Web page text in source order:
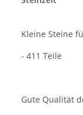
Kleine Steine
- 411 Teile
Gute Qualität